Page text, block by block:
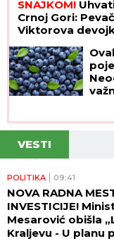
SNAJKOM!
Crnoj Gori:
Viktorova
VESTI
POLITIKA 09:41
NOVA RADNA
INVESTICIJE!
Mesarović obišla
Kraljevu - U planu